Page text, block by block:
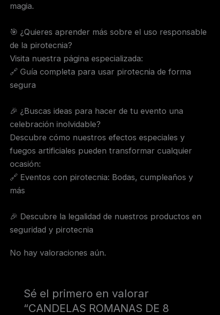
magia.
🎯 ¿Quieres aprender más sobre el uso responsable
de la pirotecnia?
Visita nuestra página especializada:
🔗 Guía completa para usar pirotecnia de forma
segura
🎉 ¿Buscas ideas para hacer de tu evento una
celebración inolvidable?
Descubre cómo nuestros efectos especiales y
fuegos artificiales pueden transformar cualquier
ocasión:
🔗 Eventos con pirotecnia: Bodas, cumpleaños y
más
🎉 Descubre la legalidad de nuestros productos en
seguridad y pirotecnia
No hay valoraciones aún.
Sé el primero en valorar
“CANDELAS ROMANAS DE 8